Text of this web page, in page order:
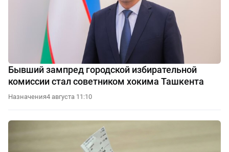
Бывший зампред городской избирательной
комиссии стал советником хокима Ташкента
Назначения4 августа 11:10